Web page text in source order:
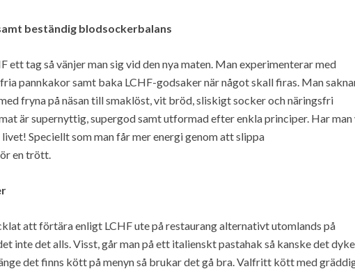
beständig blodsockerbalans
ett tag så vänjer man sig vid den nya maten. Man experimenterar med
pannkakor samt baka LCHF-godsaker när något skall firas. Man
fryna på näsan till smaklöst, vit bröd, sliskigt socker och näringsfri
är supernyttig, supergod samt utformad efter enkla principer. Har man
Speciellt som man får mer energi genom att slippa
en trött.
att förtära enligt LCHF ute på restaurang alternativt utomlands på
inte det alls. Visst, går man på ett italienskt pastahak så kanske det
det finns kött på menyn så brukar det gå bra. Valfritt kött med